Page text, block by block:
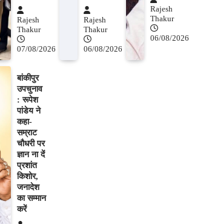
Rajesh
Thakur
07/08/2026
Rajesh
Thakur
06/08/2026
Rajesh
Thakur
06/08/2026
बांकीपुर
उपचुनाव
: रूपेश
पांडेय ने
कहा-
सम्राट
चौधरी पर
ज्ञान ना दें
प्रशांत
किशोर,
जनादेश
का सम्मान
करें